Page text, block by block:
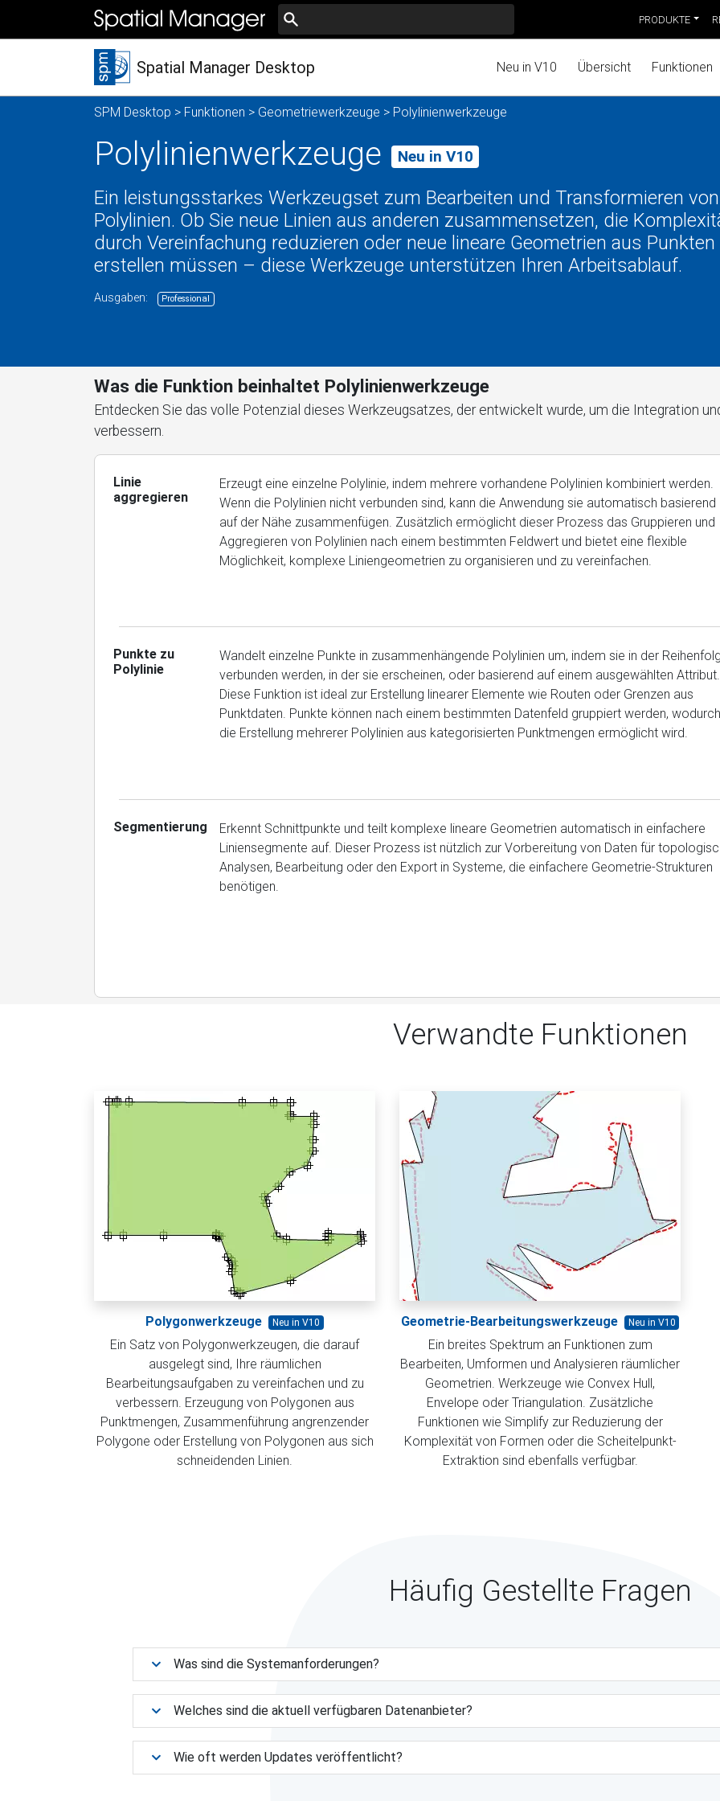
PRODUKTE
Spatial Manager Desktop Neu in V10 Übersicht Funktionen
SPM Desktop > Funktionen > Geometriewerkzeuge > Polylinienwerkzeuge
Polylinienwerkzeuge Neu in V10
Ein leistungsstarkes Werkzeugset zum Bearbeiten und Transformieren von
Polylinien. Ob Sie neue Linien aus anderen zusammensetzen, die
durch Vereinfachung reduzieren oder neue lineare Geometrien aus Punkten
erstellen müssen – diese Werkzeuge unterstützen Ihren Arbeitsablauf.
Ausgaben: Professional
Was die Funktion beinhaltet Polylinienwerkzeuge
Entdecken Sie das volle Potenzial dieses Werkzeugsatzes, der entwickelt wurde, um die Integration
verbessern.
Linie
aggregieren
Erzeugt eine einzelne Polylinie, indem mehrere vorhandene Polylinien kombiniert werden.
Wenn die Polylinien nicht verbunden sind, kann die Anwendung sie automatisch basierend
auf der Nähe zusammenfügen. Zusätzlich ermöglicht dieser Prozess das Gruppieren und
Aggregieren von Polylinien nach einem bestimmten Feldwert und bietet eine flexible
Möglichkeit, komplexe Liniengeometrien zu organisieren und zu vereinfachen.
Punkte zu
Polylinie
Wandelt einzelne Punkte in zusammenhängende Polylinien um, indem sie in der
verbunden werden, in der sie erscheinen, oder basierend auf einem ausgewählten Attribut.
Diese Funktion ist ideal zur Erstellung linearer Elemente wie Routen oder Grenzen aus
Punktdaten. Punkte können nach einem bestimmten Datenfeld gruppiert werden, wodurch
die Erstellung mehrerer Polylinien aus kategorisierten Punktmengen ermöglicht wird.
Segmentierung
Erkennt Schnittpunkte und teilt komplexe lineare Geometrien automatisch in einfachere
Liniensegmente auf. Dieser Prozess ist nützlich zur Vorbereitung von Daten für
Analysen, Bearbeitung oder den Export in Systeme, die einfachere Geometrie-Strukturen
benötigen.
Verwandte Funktionen
Polygonwerkzeuge Neu in V10
Ein Satz von Polygonwerkzeugen, die darauf
ausgelegt sind, Ihre räumlichen
Bearbeitungsaufgaben zu vereinfachen und zu
verbessern. Erzeugung von Polygonen aus
Punktmengen, Zusammenführung angrenzender
Polygone oder Erstellung von Polygonen aus sich
schneidenden Linien.
Geometrie-Bearbeitungswerkzeuge Neu in V10
Ein breites Spektrum an Funktionen zum
Bearbeiten, Umformen und Analysieren räumlicher
Geometrien. Werkzeuge wie Convex Hull,
Envelope oder Triangulation. Zusätzliche
Funktionen wie Simplify zur Reduzierung der
Komplexität von Formen oder die Scheitelpunkt-
Extraktion sind ebenfalls verfügbar.
Häufig Gestellte Fragen
Was sind die Systemanforderungen?
Welches sind die aktuell verfügbaren Datenanbieter?
Wie oft werden Updates veröffentlicht?